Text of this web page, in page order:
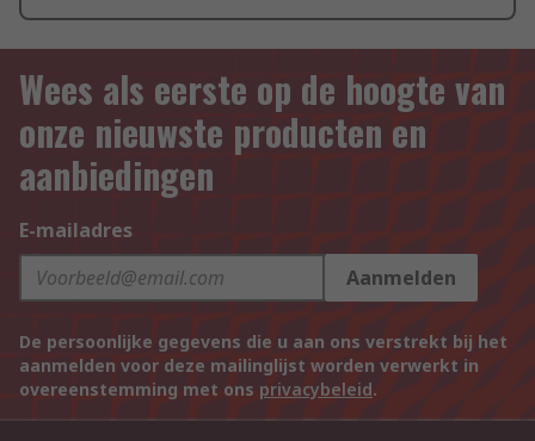
Wees als eerste op de hoogte van
onze nieuwste producten en
aanbiedingen
E-mailadres
Aanmelden
De persoonlijke gegevens die u aan ons verstrekt bij het
aanmelden voor deze mailinglijst worden verwerkt in
overeenstemming met ons privacybeleid.